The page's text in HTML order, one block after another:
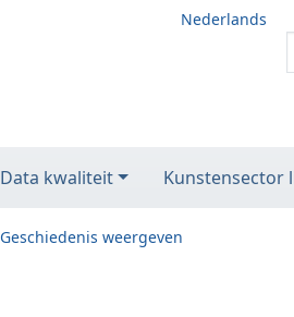
Nederlands
Data kwaliteit Kunstensector
Geschiedenis weergeven